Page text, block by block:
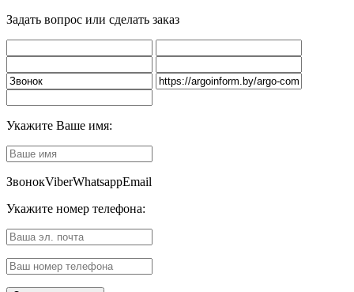
Задать вопрос или сделать заказ
Укажите Ваше имя:
ЗвонокViberWhatsappEmail
Укажите номер телефона: